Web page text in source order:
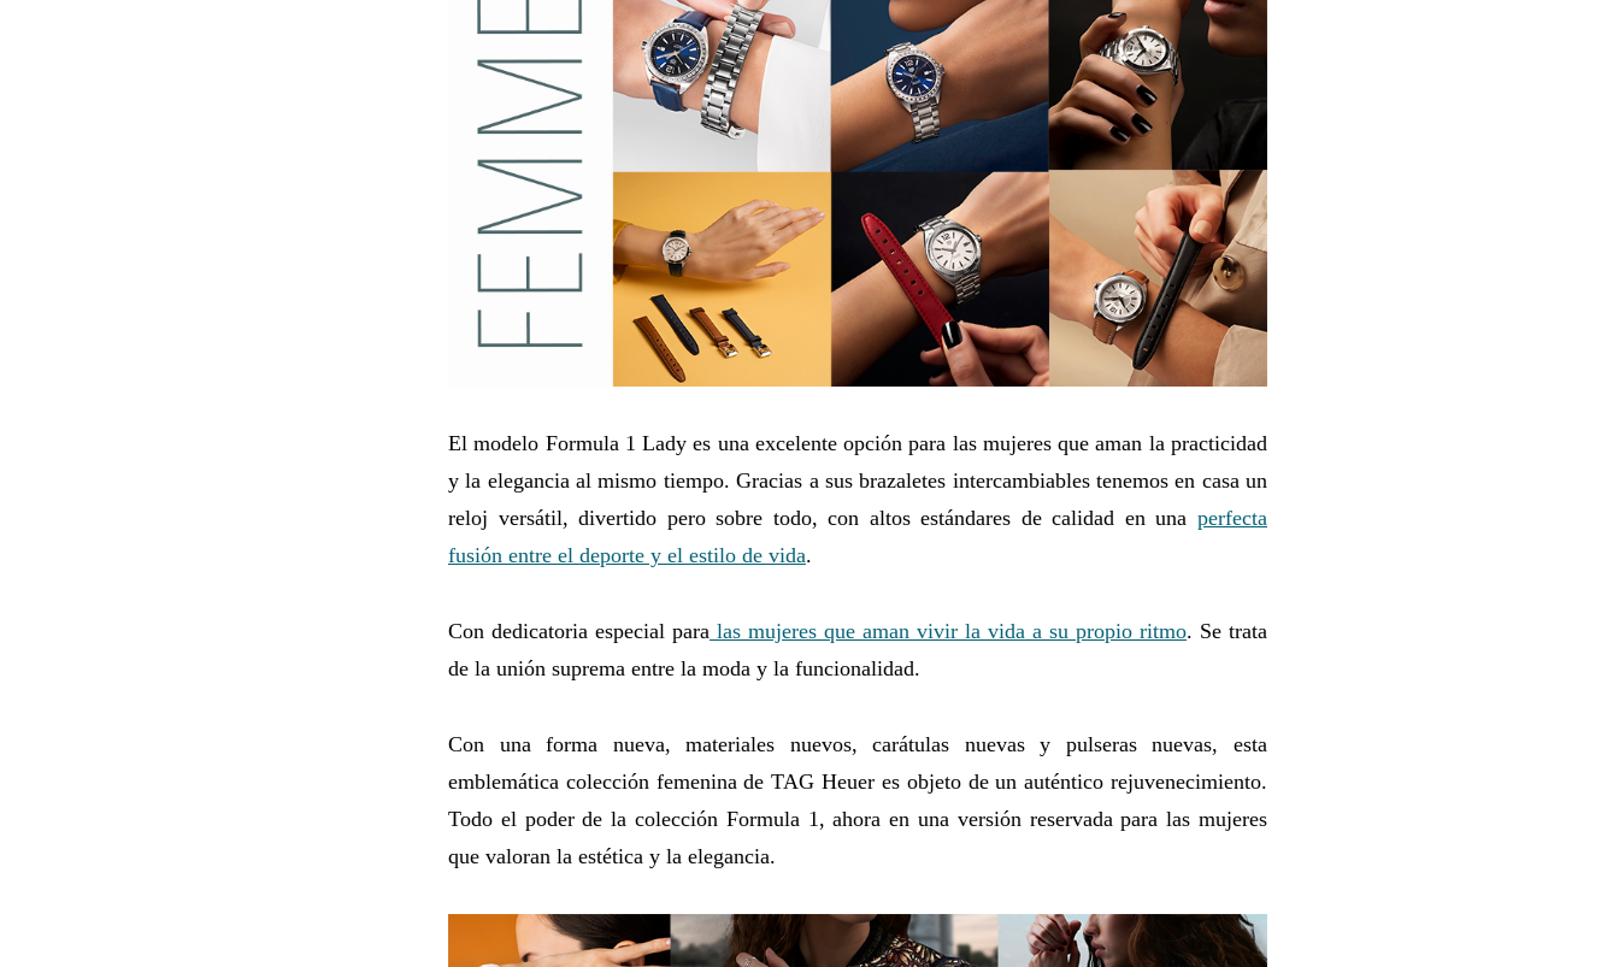
El modelo Formula 1 Lady es una excelente opción para las mujeres que aman la practicidad
y la elegancia al mismo tiempo. Gracias a sus brazaletes intercambiables tenemos en casa un
reloj versátil, divertido pero sobre todo, con altos estándares de calidad en una perfecta
fusión entre el deporte y el estilo de vida.
Con dedicatoria especial para las mujeres que aman vivir la vida a su propio ritmo. Se trata
de la unión suprema entre la moda y la funcionalidad.
Con una forma nueva, materiales nuevos, carátulas nuevas y pulseras nuevas, esta
emblemática colección femenina de TAG Heuer es objeto de un auténtico rejuvenecimiento.
Todo el poder de la colección Formula 1, ahora en una versión reservada para las mujeres
que valoran la estética y la elegancia.